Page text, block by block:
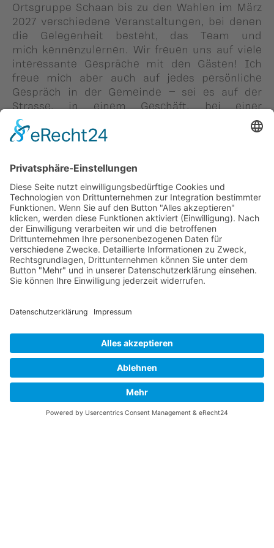
Ortsgruppe Schaan bis zu den Wahlen im März
2027 verschiedene Veranstaltungen, bei denen
die Gelegenheit besteht, das Team und
mich kennenzulernen. Wir freuen uns auf viele
interessante Gespräche mit den Gästen! Ich
freue mich aber auch auf jedes persönliche
Gespräch in der Gemeinde – sei es auf der
Strasse, in einem Geschäft, bei einer
Veranstaltung oder in einer Schaaner Beiz.
Mein Appell: Kommt auf mich zu und stellt
Zurück